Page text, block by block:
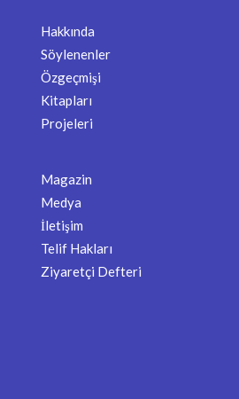
Hakkında
Söylenenler
Özgeçmişi
Kitapları
Projeleri
Magazin
Medya
İletişim
Telif Hakları
Ziyaretçi Defteri